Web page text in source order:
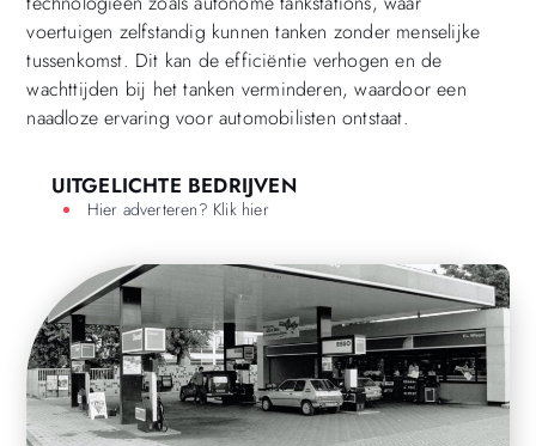
voertuigen zelfstandig kunnen tanken zonder menselijke
tussenkomst. Dit kan de efficiëntie verhogen en de
wachttijden bij het tanken verminderen, waardoor een
naadloze ervaring voor automobilisten ontstaat.
UITGELICHTE BEDRIJVEN
Hier adverteren? Klik hier